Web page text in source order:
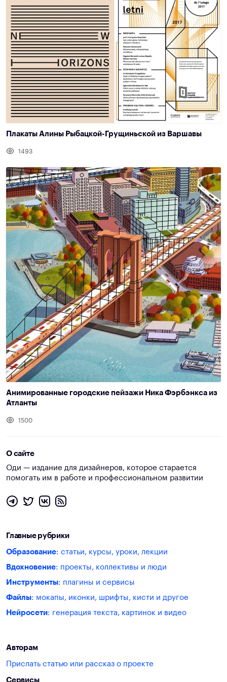
Плакаты Алины Рыбацкой-Грущиньской из Варшавы
1493
Анимированные городские пейзажи Ника Фэрбэнкса из
Атланты
1500
О сайте
Оди — издание для дизайнеров, которое старается
помогать им в работе и профессиональном развитии
Главные рубрики
Образование: статьи, курсы, уроки, лекции
Вдохновение: проекты, коллективы и люди
Инструменты: плагины и сервисы
Файлы: мокапы, иконки, шрифты, кисти и другое
Нейросети: генерация текста, картинок и видео
Авторам
Прислать статью или рассказ о проекте
Сервисы